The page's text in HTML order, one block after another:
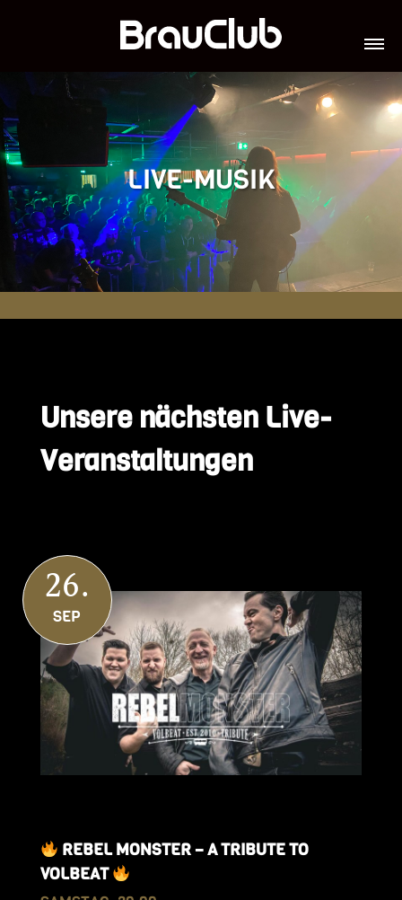
LIVE-MUSIK
Unsere nächsten Live-
Veranstaltungen
26.
SEP
REBEL MONSTER – A TRIBUTE TO
VOLBEAT
GALERIE
TEAM
VIP-LOUNGES
JOBS